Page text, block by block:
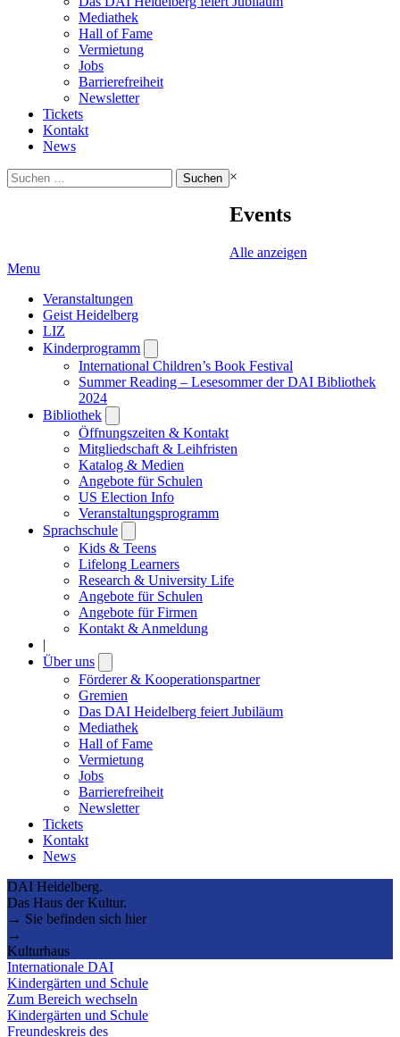
Mediathek
Hall of Fame
Vermietung
Jobs
Barrierefreiheit
Newsletter
Tickets
Kontakt
News
Suchen
nach:
×
Events
Alle anzeigen
Menu
Veranstaltungen
Geist Heidelberg
LIZ
Kinderprogramm
submenu
International Children’s Book Festival
Summer Reading – Lesesommer der DAI Bibliothek
2024
Bibliothek
submenu
Öffnungszeiten & Kontakt
Mitgliedschaft & Leihfristen
Katalog & Medien
Angebote für Schulen
US Election Info
Veranstaltungsprogramm
Sprachschule
submenu
Kids & Teens
Lifelong Learners
Research & University Life
Angebote für Schulen
Angebote für Firmen
Kontakt & Anmeldung
|
Über uns
submenu
Förderer & Kooperationspartner
Gremien
Das DAI Heidelberg feiert Jubiläum
Mediathek
Hall of Fame
Vermietung
Jobs
Barrierefreiheit
Newsletter
Tickets
Kontakt
News
DAI Heidelberg.
Das Haus der Kultur.
→ Sie befinden sich hier
→
Kulturhaus
Internationale DAI
Kindergärten und Schule
Zum Bereich wechseln
Kindergärten und Schule
Freundeskreis des